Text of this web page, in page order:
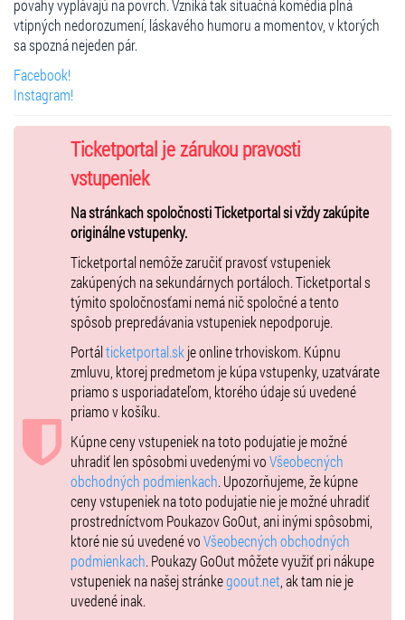
povahy vyplávajú na povrch. Vzniká tak situačná komédia plná
vtipných nedorozumení, láskavého humoru a momentov, v ktorých
sa spozná nejeden pár.
Facebook!
Instagram!
Ticketportal je zárukou pravosti
vstupeniek
Na stránkach spoločnosti Ticketportal si vždy zakúpite
originálne vstupenky.
Ticketportal nemôže zaručiť pravosť vstupeniek
zakúpených na sekundárnych portáloch. Ticketportal s
týmito spoločnosťami nemá nič spoločné a tento
spôsob prepredávania vstupeniek nepodporuje.
Portálticketportal.sk je online trhoviskom. Kúpnu
zmluvu, ktorej predmetom je kúpa vstupenky, uzatvárate
priamo s usporiadateľom, ktorého údaje sú uvedené
priamo v košíku.
Kúpne ceny vstupeniek na toto podujatie je možné
uhradiť len spôsobmi uvedenými voVšeobecných
obchodných podmienkach. Upozorňujeme, že kúpne
ceny vstupeniek na toto podujatie nie je možné uhradiť
prostredníctvom Poukazov GoOut, ani inými spôsobmi,
ktoré nie sú uvedené voVšeobecných obchodných
podmienkach. Poukazy GoOut môžete využiť pri nákupe
vstupeniek na našej stránkegoout.net , ak tam nie je
uvedené inak.